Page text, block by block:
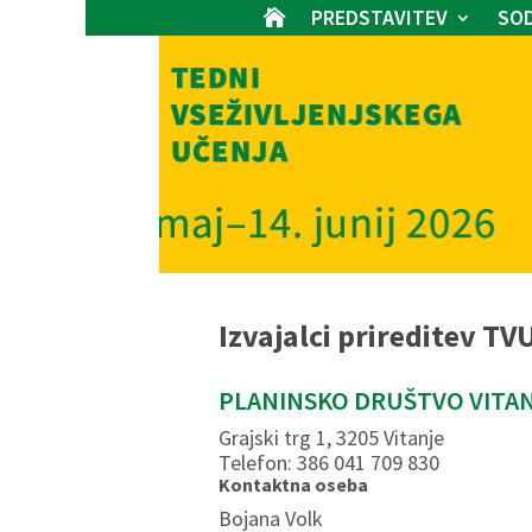
 PREDSTAVITEV
Izvajalci prireditev
PLANINSKO DRUŠTVO
Grajski trg 1, 3205 Vitanje
Telefon: 386 041 709 830
Kontaktna oseba
Bojana Volk